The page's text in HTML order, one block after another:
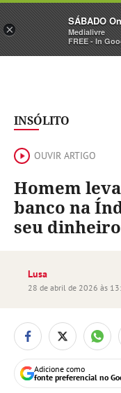
Sábado
INSÓLITO
OUVIR ARTIGO
Homem
banco na
seu dinheiro
Lusa
28 de abril de 2026 às
Adicione como
fonte preferencial no
×
SÁBADO
Medialivre
FREE - In